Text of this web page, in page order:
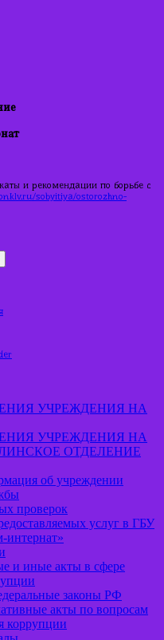
и рекомендации по борьбе с
sobyitiya/ostorozhno-
УЧРЕЖДЕНИЯ НА
УЧРЕЖДЕНИЯ НА
ОТДЕЛЕНИЕ
об учреждении
проверок
услуг в ГБУ
и иные акты в сфере
законы РФ
акты по вопросам
коррупции